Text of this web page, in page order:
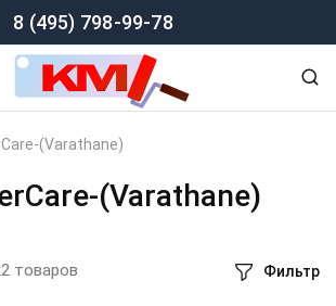
8 (495) 798-99-78
(Varathane)
(Varathane)
товаров Фильтр